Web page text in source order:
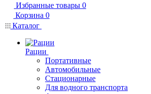
Избранные товары 0
Корзина 0
Каталог
Рации
Портативные
Автомобильные
Стационарные
Для водного транспорта